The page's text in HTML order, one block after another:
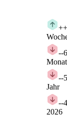
+
--
Monat
--
Jahr
--
2026